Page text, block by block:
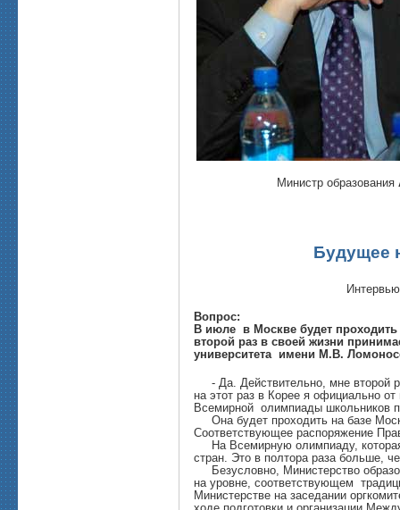
Министр образования
Будущее
Вопрос:
В июле в Москве будет
второй раз в своей жизни
университета имени М.В.
- Да. Действительно, мне второй
на этот раз в Корее я официально
Всемирной олимпиады школьников
Она будет проходить на базе
Соответствующее распоряжение
На Всемирную олимпиаду, которая
стран. Это в полтора раза больше,
Безусловно, Министерство
на уровне, соответствующем
Министерстве на заседании